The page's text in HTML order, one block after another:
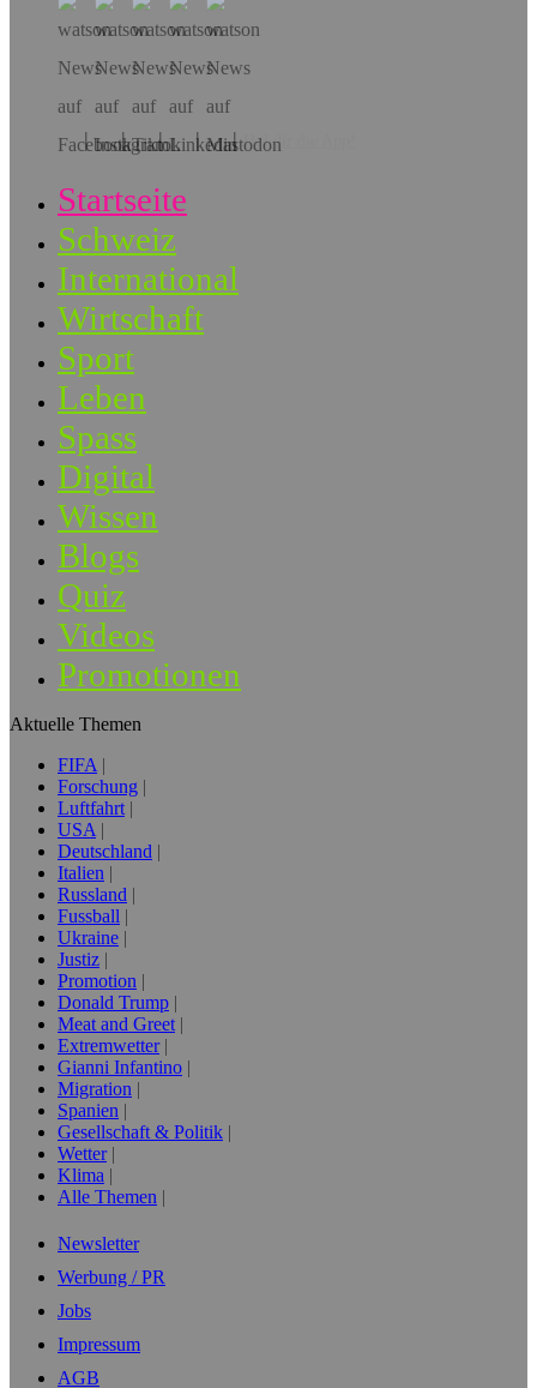
Hol dir die App!
Startseite
Schweiz
International
Wirtschaft
Sport
Leben
Spass
Digital
Wissen
Blogs
Quiz
Videos
Promotionen
Aktuelle Themen
FIFA
Forschung
Luftfahrt
USA
Deutschland
Italien
Russland
Fussball
Ukraine
Justiz
Promotion
Donald Trump
Meat and Greet
Extremwetter
Gianni Infantino
Migration
Spanien
Gesellschaft & Politik
Wetter
Klima
Alle Themen
Newsletter
Werbung / PR
Jobs
Impressum
AGB